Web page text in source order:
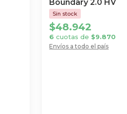
Boundary 2.0 HV
Envíos a todo el país
$48.942
6 cuotas de $9.870